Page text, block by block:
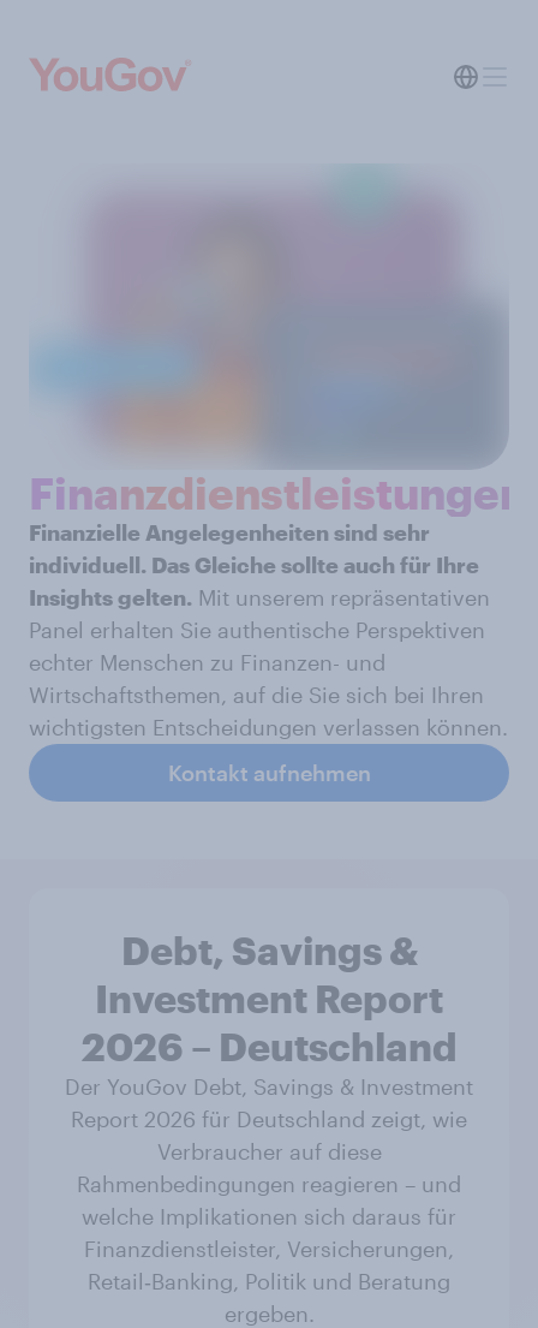
Finanzdienstleistungen
Finanzielle Angelegenheiten sind sehr
individuell. Das Gleiche sollte auch für Ihre
Insights gelten. Mit unserem repräsentativen
Panel erhalten Sie authentische Perspektiven
echter Menschen zu Finanzen- und
Wirtschaftsthemen, auf die Sie sich bei Ihren
wichtigsten Entscheidungen verlassen können.
Kontakt aufnehmen
Debt, Savings &
Investment Report
2026 – Deutschland
Der YouGov Debt, Savings & Investment
Report 2026 für Deutschland zeigt, wie
Verbraucher auf diese
Rahmenbedingungen reagieren – und
welche Implikationen sich daraus für
Finanzdienstleister, Versicherungen,
Retail‑Banking, Politik und Beratung
ergeben.